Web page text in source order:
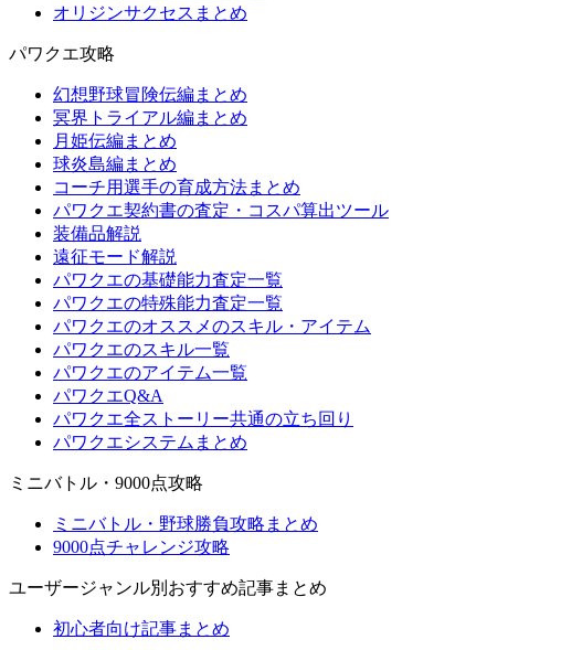
オリジンサクセスまとめ
パワクエ攻略
幻想野球冒険伝編まとめ
冥界トライアル編まとめ
月姫伝編まとめ
球炎島編まとめ
コーチ用選手の育成方法まとめ
パワクエ契約書の査定・コスパ算出ツール
装備品解説
遠征モード解説
パワクエの基礎能力査定一覧
パワクエの特殊能力査定一覧
パワクエのオススメのスキル・アイテム
パワクエのスキル一覧
パワクエのアイテム一覧
パワクエQ&A
パワクエ全ストーリー共通の立ち回り
パワクエシステムまとめ
ミニバトル・9000点攻略
ミニバトル・野球勝負攻略まとめ
9000点チャレンジ攻略
ユーザージャンル別おすすめ記事まとめ
初心者向け記事まとめ